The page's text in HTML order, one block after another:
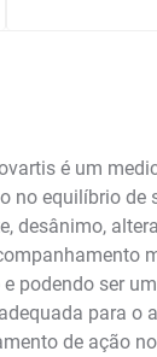
é um
equilíbrio
desânimo,
podendo ser
para
de ação